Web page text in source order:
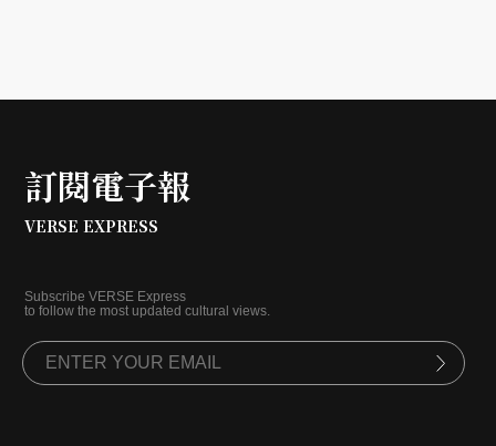
訂閱電子報
VERSE EXPRESS
Subscribe VERSE Express
to follow the most updated cultural views.